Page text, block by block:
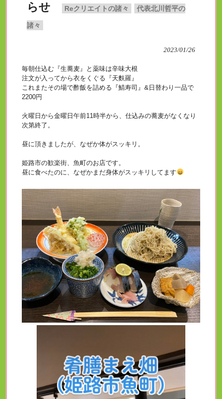
らせ
Reクリエイトの諸々 代表北川哲平の
諸々
2023/01/26
毎朝仕込む『生蕎麦』と薬味は辛味大根
注文が入ってから衣をくぐる『天麩羅』
これまたその場で酢飯を詰める『鯖寿司』&日替わり一品で
2200円
火曜日から金曜日午前11時半から、仕込みの蕎麦がなくなり
次第終了。
昼に頂きましたが、なぜか体がスッキリ。
姫路市の歓楽街、魚町のお店です。
昼に食べたのに、なぜかまだ身体がスッキリしてます